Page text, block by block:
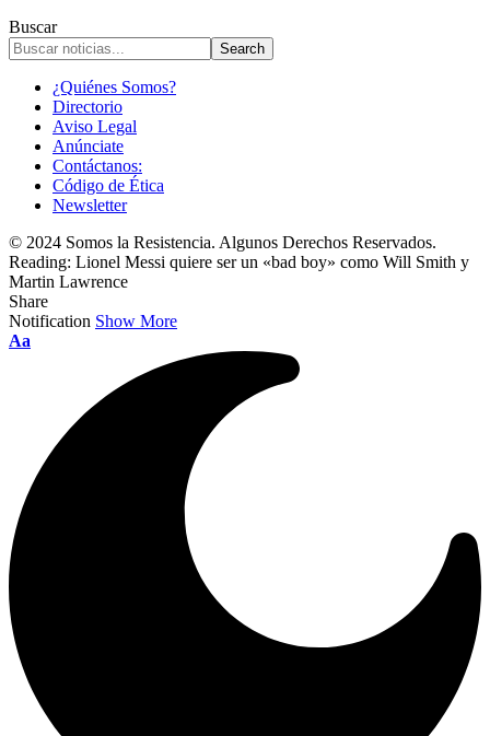
Buscar
¿Quiénes Somos?
Directorio
Aviso Legal
Anúnciate
Contáctanos:
Código de Ética
Newsletter
© 2024 Somos la Resistencia. Algunos Derechos Reservados.
Reading: Lionel Messi quiere ser un «bad boy» como Will Smith y
Martin Lawrence
Share
Notification Show More
Font
Aa